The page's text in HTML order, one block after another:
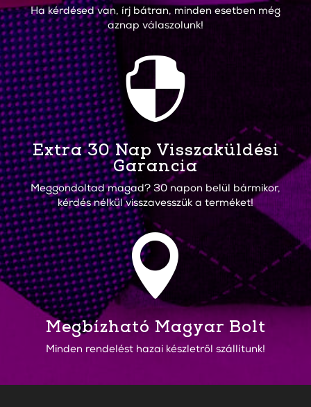
Ha kérdésed van, írj bátran, minden esetben még
aznap válaszolunk!

Extra 30 Nap Visszaküldési
Garancia
Meggondoltad magad? 30 napon belül bármikor,
kérdés nélkül visszavesszük a terméket!

Megbízható Magyar Bolt
Minden rendelést hazai készletről szállítunk!